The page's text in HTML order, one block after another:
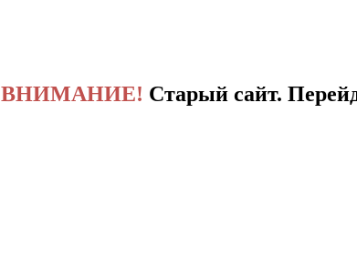
ВНИМАНИЕ! Старый сайт.